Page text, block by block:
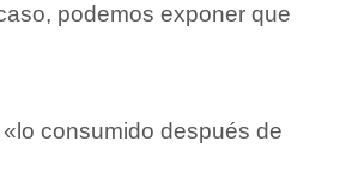
podemos exponer que
consumido después de